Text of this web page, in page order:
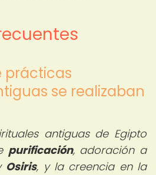
prácticas
se realizaban
antiguas de Egipto
purificación, adoración a
Osiris, y la creencia en la